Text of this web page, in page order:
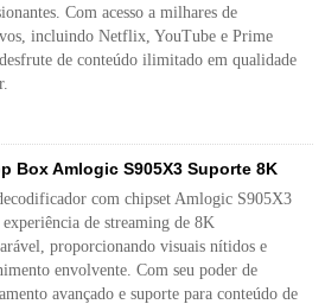
Com acesso a milhares de
incluindo Netflix, YouTube e Prime
de conteúdo ilimitado em qualidade
Box Amlogic S905X3 Suporte 8K
com chipset Amlogic S905X3
experiência de streaming de 8K
proporcionando visuais nítidos e
envolvente. Com seu poder de
avançado e suporte para conteúdo de